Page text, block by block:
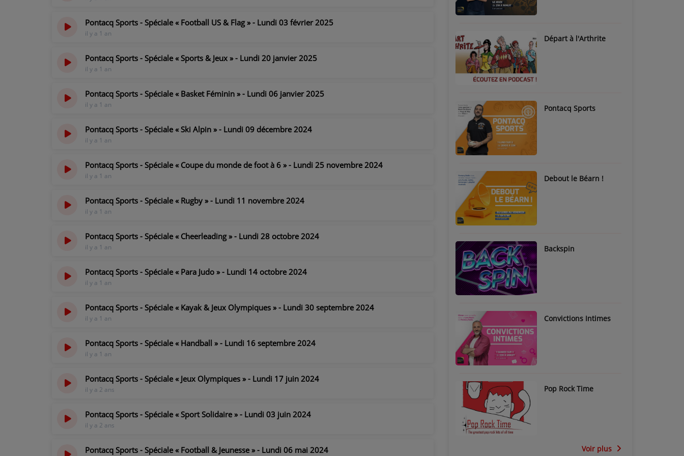
Pontacq Sports - Spéciale « Football US & Flag » - Lundi 03 février 2025
il y a 1 an
Pontacq Sports - Spéciale « Sports & Jeux » - Lundi 20 janvier 2025
il y a 1 an
Pontacq Sports - Spéciale « Basket Féminin » - Lundi 06 janvier 2025
il y a 1 an
Pontacq Sports - Spéciale « Ski Alpin » - Lundi 09 décembre 2024
il y a 1 an
Pontacq Sports - Spéciale « Coupe du monde de foot à 6 » - Lundi 25 novembre 2024
il y a 1 an
Pontacq Sports - Spéciale « Rugby » - Lundi 11 novembre 2024
il y a 1 an
Pontacq Sports - Spéciale « Cheerleading » - Lundi 28 octobre 2024
il y a 1 an
Pontacq Sports - Spéciale « Para Judo » - Lundi 14 octobre 2024
il y a 1 an
Pontacq Sports - Spéciale « Kayak & Jeux Olympiques » - Lundi 30 septembre 2024
il y a 1 an
Pontacq Sports - Spéciale « Handball » - Lundi 16 septembre 2024
il y a 1 an
Pontacq Sports - Spéciale « Jeux Olympiques » - Lundi 17 juin 2024
il y a 2 ans
Pontacq Sports - Spéciale « Sport Solidaire » - Lundi 03 juin 2024
il y a 2 ans
Pontacq Sports - Spéciale « Football & Jeunesse » - Lundi 06 mai 2024
Départ à l'Arthrite
Pontacq Sports
Debout le Béarn !
Backspin
Convictions Intimes
Pop Rock Time
Voir plus